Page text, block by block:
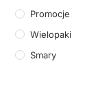
Promocje
Wielopaki
Smary